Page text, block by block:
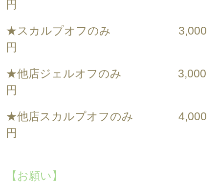
円
★スカルプオフのみ 3,000
円
★他店ジェルオフのみ 3,000
円
★他店スカルプオフのみ 4,000
円
【お願い】